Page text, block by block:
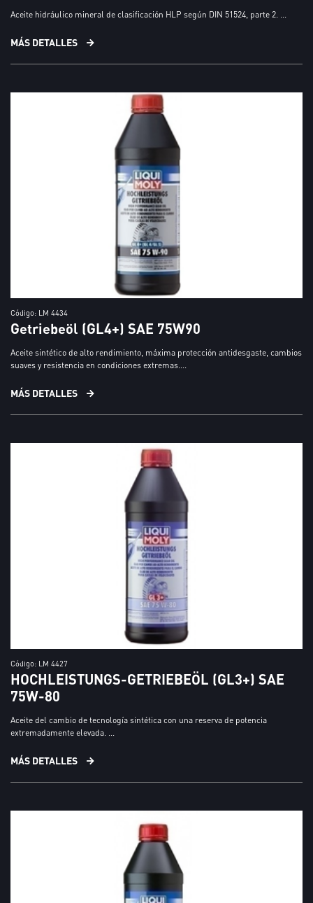
Aceite hidráulico mineral de clasificación HLP según DIN 51524, parte 2. ...
MÁS DETALLES
Código: LM 4434
Getriebeöl (GL4+) SAE 75W90
Aceite sintético de alto rendimiento, máxima protección antidesgaste, cambios
suaves y resistencia en condiciones extremas....
MÁS DETALLES
Código: LM 4427
HOCHLEISTUNGS-GETRIEBEÖL (GL3+) SAE
75W-80
Aceite del cambio de tecnología sintética con una reserva de potencia
extremadamente elevada. ...
MÁS DETALLES